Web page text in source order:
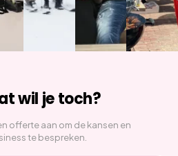
wil je toch?
offerte aan om de kansen en
te bespreken.